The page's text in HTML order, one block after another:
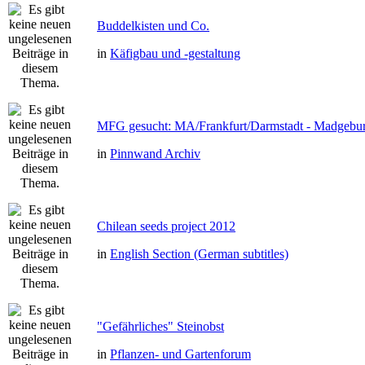
Buddelkisten und Co.
in Käfigbau und -gestaltung
MFG gesucht: MA/Frankfurt/Darmstadt -
in Pinnwand Archiv
Chilean seeds project 2012
in English Section (German subtitles)
"Gefährliches" Steinobst
in Pflanzen- und Gartenforum